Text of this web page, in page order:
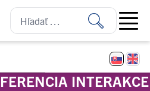
Open
INTERAKCE